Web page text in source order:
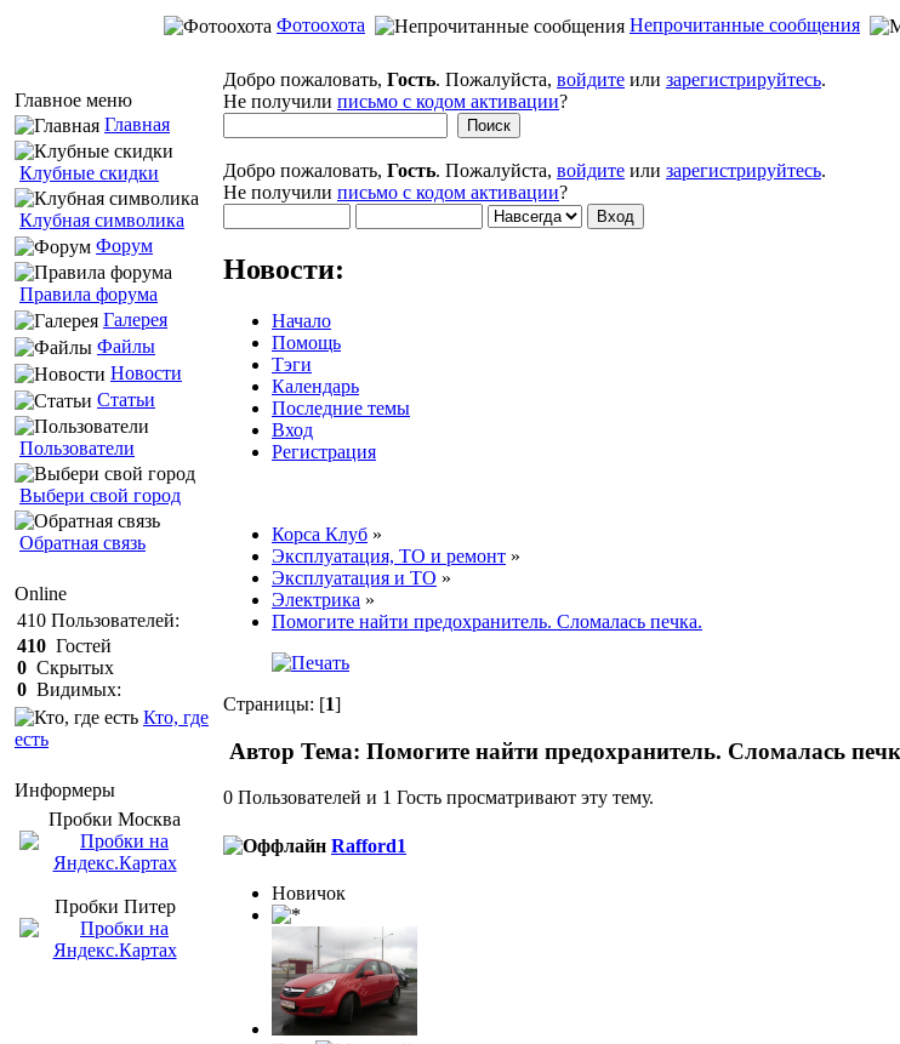
Фотоохота Непрочитанные сообщения
Главное меню
Главная
Клубные скидки
Клубная символика
Форум
Правила форума
Галерея
Файлы
Новости
Статьи
Пользователи
Выбери свой город
Обратная связь
Online
410 Пользователей:
410 Гостей
0 Скрытых
0 Видимых:
Кто, где
есть
Информеры
Пробки Mосква
Пробки Питер
Добро пожаловать, Гость. Пожалуйста, войдите или зарегистрируйтесь.
Не получили письмо с кодом активации?
Добро пожаловать, Гость. Пожалуйста, войдите или зарегистрируйтесь.
Не получили письмо с кодом активации?
Новости:
Начало
Помощь
Тэги
Календарь
Последние темы
Вход
Регистрация
Корса Клуб »
Эксплуатация, ТО и ремонт »
Эксплуатация и ТО »
Электрика »
Помогите найти предохранитель. Сломалась печка.
Страницы: [1]
Автор Тема: Помогите найти предохранитель. Сломалась
0 Пользователей и 1 Гость просматривают эту тему.
Rafford1
Новичок